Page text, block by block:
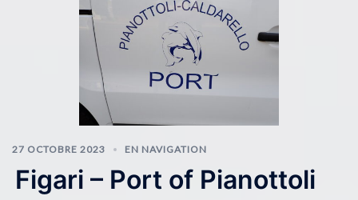
27 OCTOBRE 2023 EN NAVIGATION
Figari – Port of Pianottoli